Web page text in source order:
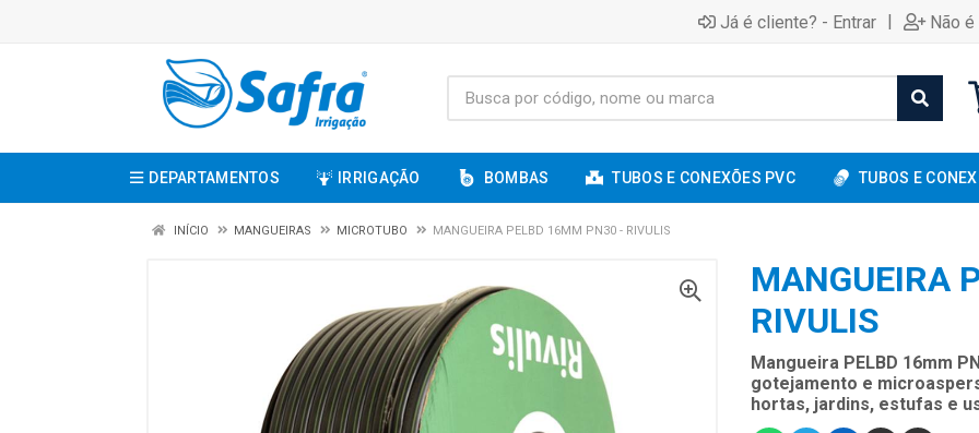
Já é cliente? - Entrar | Não
DEPARTAMENTOS IRRIGAÇÃO BOMBAS TUBOS E CONEXÕES PVC TUBOS E
INÍCIO MANGUEIRAS MICROTUBO MANGUEIRA PELBD 16MM PN30 - RIVULIS
MANGUEIRA
RIVULIS
Mangueira PELBD 16mm
gotejamento e
hortas, jardins, estufas e